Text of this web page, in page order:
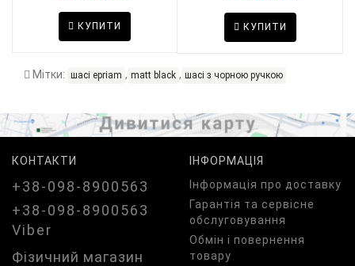
КУПИТИ КУПИТИ
Мітки: шасі epriam , matt black , шасі з чорною ручкою
КОНТАКТИ
+38-098-8900563
+38-098-8900563
Viber
Фізичний магазин
ІНФОРМАЦІЯ
Iнформація про доставку
Гарантія та сервісне
обслуговування
Обмін і повернення
товару